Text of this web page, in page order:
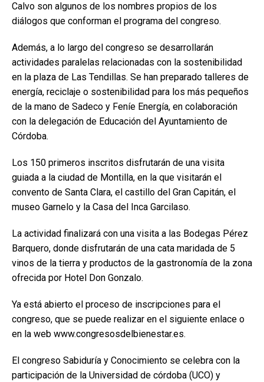
Calvo son algunos de los nombres propios de los
diálogos que conforman el programa del congreso.
Además, a lo largo del congreso se desarrollarán
actividades paralelas relacionadas con la sostenibilidad
en la plaza de Las Tendillas. Se han preparado talleres de
energía, reciclaje o sostenibilidad para los más pequeños
de la mano de Sadeco y Feníe Energía, en colaboración
con la delegación de Educación del Ayuntamiento de
Córdoba.
Los 150 primeros inscritos disfrutarán de una visita
guiada a la ciudad de Montilla, en la que visitarán el
convento de Santa Clara, el castillo del Gran Capitán, el
museo Garnelo y la Casa del Inca Garcilaso.
La actividad finalizará con una visita a las Bodegas Pérez
Barquero, donde disfrutarán de una cata maridada de 5
vinos de la tierra y productos de la gastronomía de la zona
ofrecida por Hotel Don Gonzalo.
Ya está abierto el proceso de inscripciones para el
congreso, que se puede realizar en el siguiente enlace o
en la web www.congresosdelbienestar.es.
El congreso Sabiduría y Conocimiento se celebra con la
participación de la Universidad de córdoba (UCO) y